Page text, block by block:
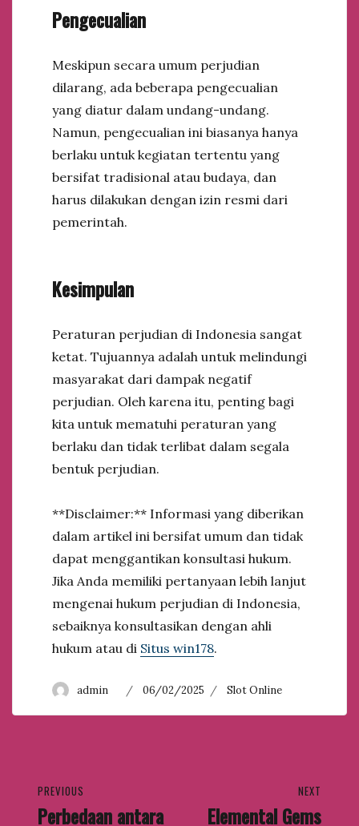
Pengecualian
Meskipun secara umum perjudian
dilarang, ada beberapa pengecualian
yang diatur dalam undang-undang.
Namun, pengecualian ini biasanya hanya
berlaku untuk kegiatan tertentu yang
bersifat tradisional atau budaya, dan
harus dilakukan dengan izin resmi dari
pemerintah.
Kesimpulan
Peraturan perjudian di Indonesia sangat
ketat. Tujuannya adalah untuk melindungi
masyarakat dari dampak negatif
perjudian. Oleh karena itu, penting bagi
kita untuk mematuhi peraturan yang
berlaku dan tidak terlibat dalam segala
bentuk perjudian.
**Disclaimer:** Informasi yang diberikan
dalam artikel ini bersifat umum dan tidak
dapat menggantikan konsultasi hukum.
Jika Anda memiliki pertanyaan lebih lanjut
mengenai hukum perjudian di Indonesia,
sebaiknya konsultasikan dengan ahli
hukum atau di Situs win178.
Aadmin
P
06/02/2025
C
Slot Online
o
PREVIOUS
P
Perbedaan antara
NEXT
Elemental Gems